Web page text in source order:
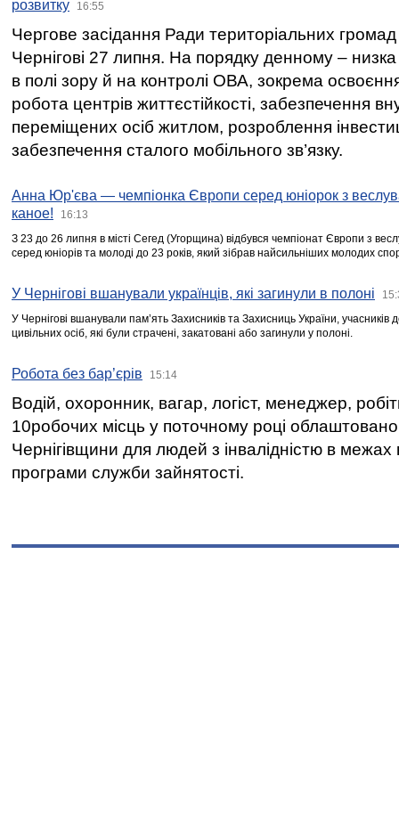
розвитку 16:55
Чергове засідання Ради територіальних громад
Чернігові 27 липня. На порядку денному –
в полі зору й на контролі ОВА, зокрема освоєння
робота центрів життєстійкості, забезпечення
переміщених осіб житлом, розроблення
забезпечення сталого мобільного зв’язку.
Анна Юр'єва — чемпіонка Європи серед юніорок з
каное!
16:13
З 23 до 26 липня в місті Сегед (Угорщина) відбувся чемпіонат Європи з
серед юніорів та молоді до 23 років, який зібрав найсильніших молодих
У Чернігові вшанували українців, які загинули в полоні
У Чернігові вшанували пам’ять Захисників та Захисниць України,
цивільних осіб, які були страчені, закатовані або загинули у полоні.
Робота без бар’єрів 15:14
Водій, охоронник, вагар, логіст, менеджер,
10робочих місць у поточному році
Чернігівщини для людей з інвалідністю в межах
програми служби зайнятості.